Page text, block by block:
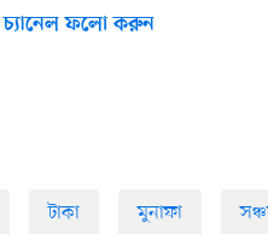
ফলো করুন
টাকা মুনাফা